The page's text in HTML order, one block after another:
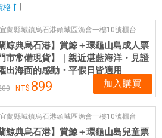
體
網
卡
可
即
即
用
格
宜蘭縣城鎮烏石港頭城區漁會一樓10號櫃台
鯨典烏石港】賞鯨＋環龜山島成人票
市常備現貨】｜親近湛藍海洋・見證
出海面的感動・平假日皆適用
899 加入購買
宜蘭縣城鎮烏石港頭城區漁會一樓10號櫃台
鯨典烏石港】賞鯨＋環龜山島兒童票